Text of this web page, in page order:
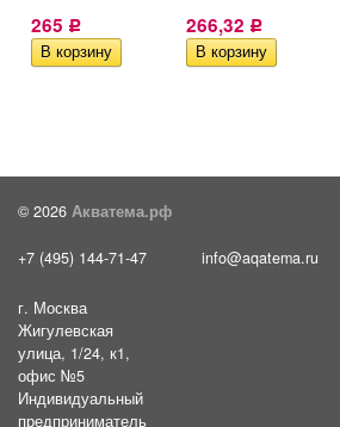
265 Р 266,32 Р
© 2026 Акватема.рф
+7 (495) 144-71-47 info@aqatema.ru
г. Москва
Жигулевская
улица, 1/24, к1,
офис №5
Индивидуальный
предприниматель